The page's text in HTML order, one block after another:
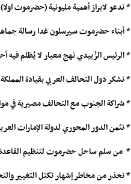
* ندعو لابراز أهمية مليونية (حضرموت اولا)
* أبناء حضرموت سيرسلون غدا رسالة
* الرئيس الزُبيدي نهج معيار لا يُظلم
* نشكر دول التحالف العربي بقيادة
* شراكة الجنوب مع التحالف مصيرية في
* نثمن الدور المحوري لدولة الإمارات
* من سلم ساحل حضرموت لتنظيم القاعدة الإرهابي في 2015 يحاول اليوم تسليم
* نحذر من مخاطر إشهار تكتل التغيير